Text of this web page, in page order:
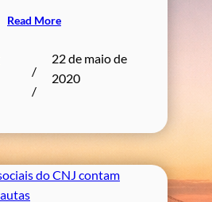
Read More
/
/
22 de maio de
2020